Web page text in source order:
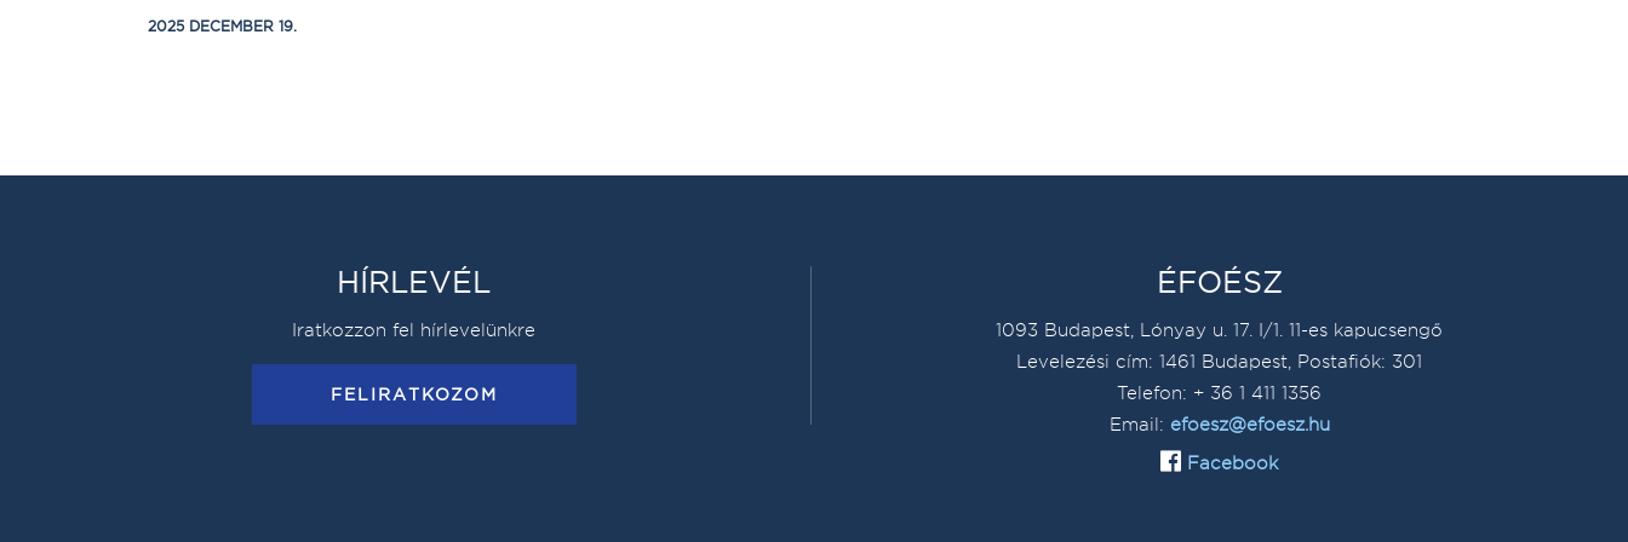
2025 DECEMBER 19.
HÍRLEVÉL
Iratkozzon fel hírlevelünkre
FELIRATKOZOM
ÉFOÉSZ
1093 Budapest, Lónyay u. 17. I/1. 11-es kapucsengő
Levelezési cím: 1461 Budapest, Postafiók: 301
Telefon: + 36 1 411 1356
Email: efoesz@efoesz.hu
Facebook